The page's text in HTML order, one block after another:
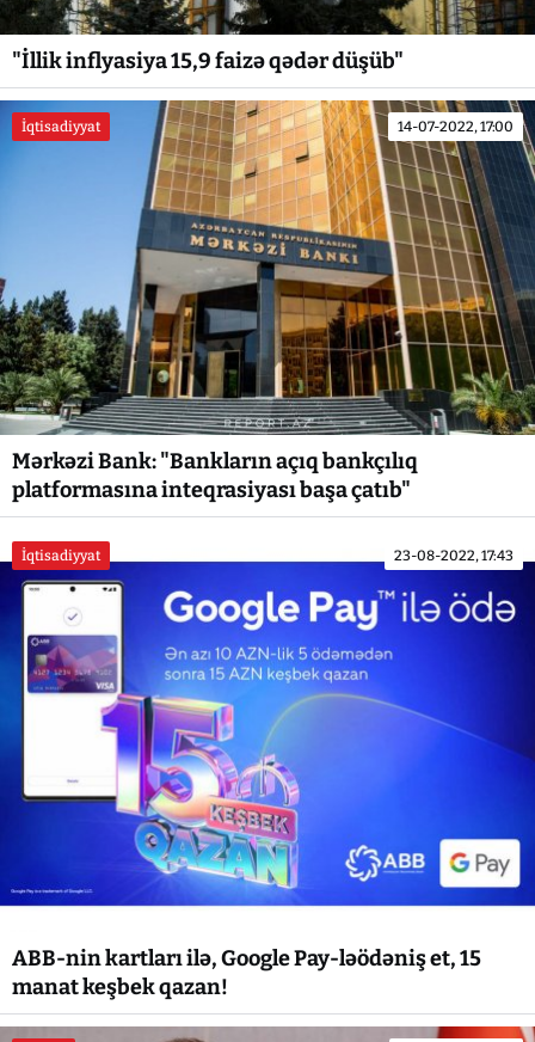
"İllik inflyasiya 15,9 faizə qədər düşüb"
İqtisadiyyat 14-07-2022, 17:00
Mərkəzi Bank: "Bankların açıq bankçılıq
platformasına inteqrasiyası başa çatıb"
İqtisadiyyat 23-08-2022, 17:43
ABB-nin kartları ilə, Google Pay-ləödəniş et, 15
manat keşbek qazan!